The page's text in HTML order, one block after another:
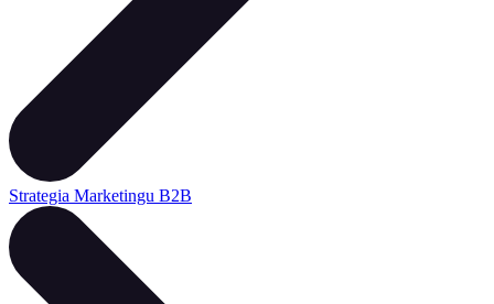
Strategia Marketingu B2B